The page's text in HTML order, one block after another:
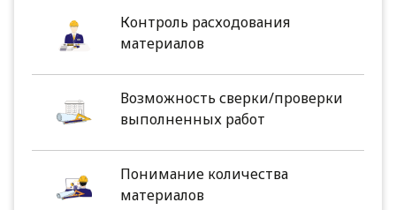
Контроль расходования
материалов
Возможность сверки/проверки
выполненных работ
Понимание количества
материалов